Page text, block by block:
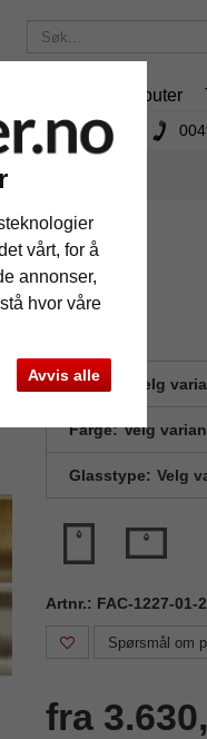
vårt, for å
annonser,
hvor våre
Avvis alle
Passepartouter
du bestiller!
Format: Velg
Farge: Velg
Glasstype: Velg
Artnr.: FAC-1227-01-
Spørsmål om
fra